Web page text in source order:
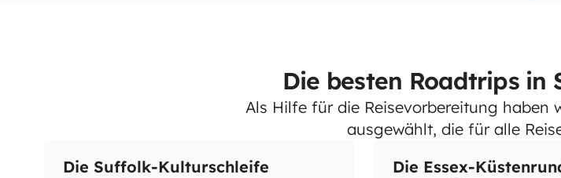
Die besten Roadtrips in
Als Hilfe für die Reisevorbereitung haben
ausgewählt, die für alle
Die Suffolk-Kulturschleife
Die Essex-